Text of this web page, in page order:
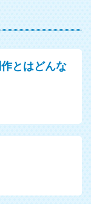
とはどんな